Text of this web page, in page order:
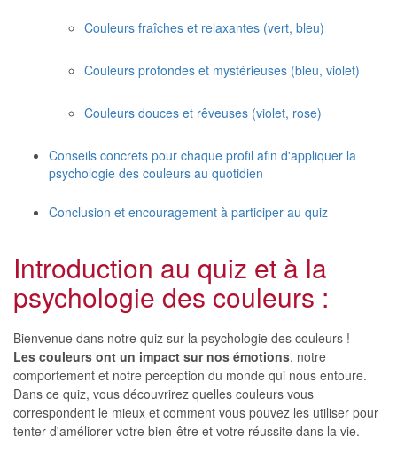
Couleurs fraîches et relaxantes (vert, bleu)
Couleurs profondes et mystérieuses (bleu, violet)
Couleurs douces et rêveuses (violet, rose)
Conseils concrets pour chaque profil afin d'appliquer la
psychologie des couleurs au quotidien
Conclusion et encouragement à participer au quiz
Introduction au quiz et à la
psychologie des couleurs :
Bienvenue dans notre quiz sur la psychologie des couleurs !
Les couleurs ont un impact sur nos émotions, notre
comportement et notre perception du monde qui nous entoure.
Dans ce quiz, vous découvrirez quelles couleurs vous
correspondent le mieux et comment vous pouvez les utiliser pour
tenter d'améliorer votre bien-être et votre réussite dans la vie.